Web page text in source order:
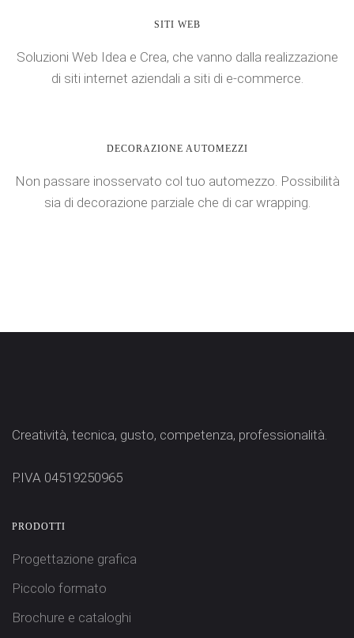
SITI WEB
Soluzioni Web Idea e Crea, che vanno dalla realizzazione
di siti internet aziendali a siti di e-commerce.
DECORAZIONE AUTOMEZZI
Non passare inosservato col tuo automezzo. Possibilità
sia di decorazione parziale che di car wrapping.
Creatività, tecnica, gusto, competenza, professionalità.
P.IVA 04519250965
PRODOTTI
Progettazione grafica
Piccolo formato
Brochure e cataloghi